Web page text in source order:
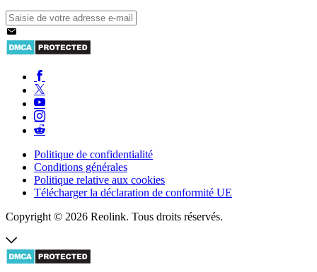
Politique de confidentialité
Conditions générales
Politique relative aux cookies
Télécharger la déclaration de conformité UE
Copyright © 2026 Reolink. Tous droits réservés.